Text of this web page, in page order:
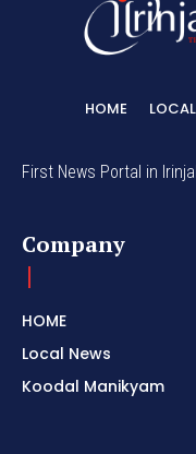
HOME
First News Portal in
Company
HOME
Local News
Koodal Manikyam